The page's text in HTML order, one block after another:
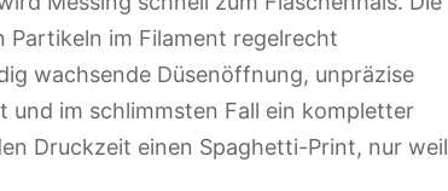
im Filament regelrecht
wachsende Düsenöffnung, unpräzise
im schlimmsten Fall ein kompletter
Druckzeit einen Spaghetti-Print, nur weil